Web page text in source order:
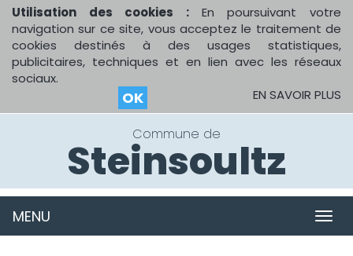
Utilisation des cookies : En poursuivant votre
navigation sur ce site, vous acceptez le traitement de
cookies destinés à des usages statistiques,
publicitaires, techniques et en lien avec les réseaux
sociaux.
OK EN SAVOIR PLUS
Commune de
Steinsoultz
MENU